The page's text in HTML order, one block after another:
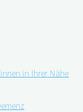
in Ihrer Nähe